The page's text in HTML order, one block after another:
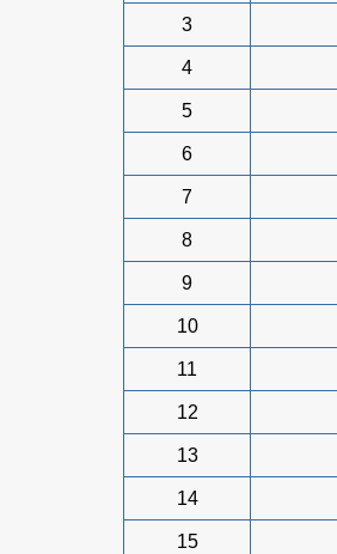
3
4
5
6
7
8
9
10
11
12
13
14
15